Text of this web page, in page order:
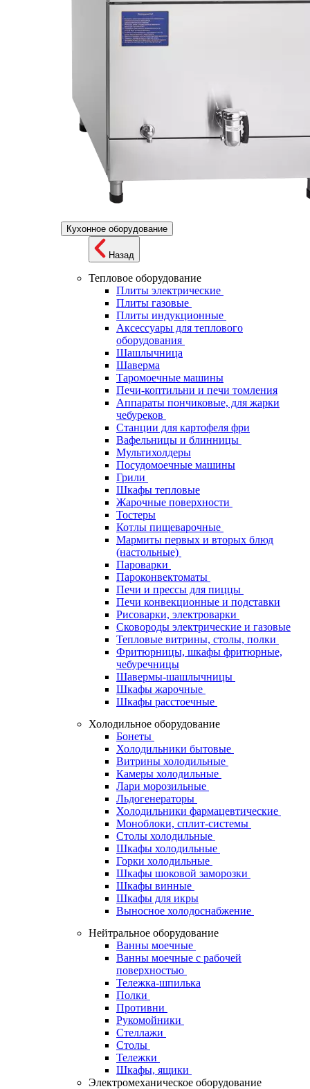
Кухонное оборудование
Назад
Тепловое оборудование
Плиты электрические
Плиты газовые
Плиты индукционные
Аксессуары для теплового
оборудования
Шашлычница
Шаверма
Таромоечные машины
Печи-коптильни и печи томления
Аппараты пончиковые, для жарки
чебуреков
Станции для картофеля фри
Вафельницы и блинницы
Мультихолдеры
Посудомоечные машины
Грили
Шкафы тепловые
Жарочные поверхности
Тостеры
Котлы пищеварочные
Мармиты первых и вторых блюд
(настольные)
Пароварки
Пароконвектоматы
Печи и прессы для пиццы
Печи конвекционные и подставки
Рисоварки, электроварки
Сковороды электрические и газовые
Тепловые витрины, столы, полки
Фритюрницы, шкафы фритюрные,
чебуречницы
Шавермы-шашлычницы
Шкафы жарочные
Шкафы расстоечные
Холодильное оборудование
Бонеты
Холодильники бытовые
Витрины холодильные
Камеры холодильные
Лари морозильные
Льдогенераторы
Холодильники фармацевтические
Моноблоки, сплит-системы
Столы холодильные
Шкафы холодильные
Горки холодильные
Шкафы шоковой заморозки
Шкафы винные
Шкафы для икры
Выносное холодоснабжение
Нейтральное оборудование
Ванны моечные
Ванны моечные с рабочей
поверхностью
Тележка-шпилька
Полки
Противни
Рукомойники
Стеллажи
Столы
Тележки
Шкафы, ящики
Электромеханическое оборудование